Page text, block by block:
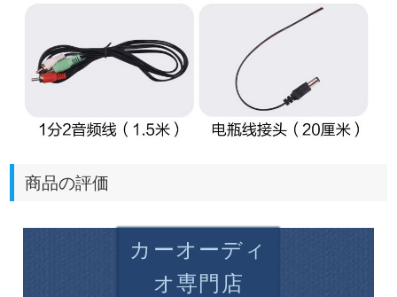
商品の評価
カーオーディ
オ専門店